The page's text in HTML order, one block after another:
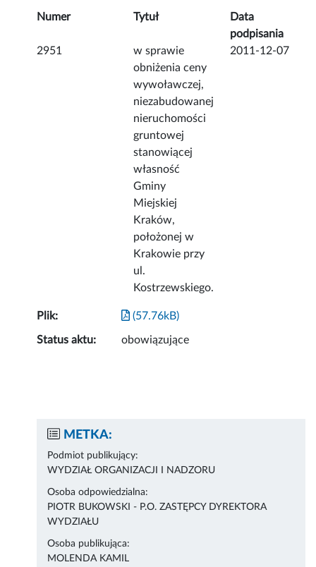
Numer Tytuł
Data
podpisania
2951
w sprawie
obniżenia ceny
wywoławczej,
niezabudowanej
nieruchomości
gruntowej
stanowiącej
własność
Gminy
Miejskiej
Kraków,
położonej w
Krakowie przy
ul.
Kostrzewskiego.
2011-12-07
Plik: (57.76kB)
Status aktu: obowiązujące
METKA:
Podmiot publikujący:
WYDZIAŁ ORGANIZACJI I NADZORU
Osoba odpowiedzialna:
PIOTR BUKOWSKI - P.O. ZASTĘPCY DYREKTORA
WYDZIAŁU
Osoba publikująca:
MOLENDA KAMIL